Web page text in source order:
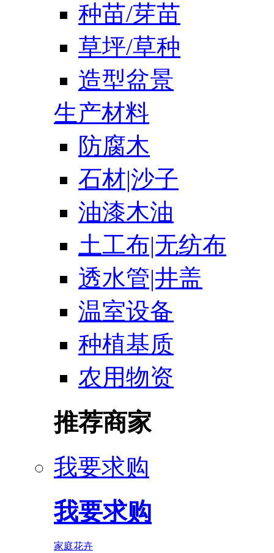
种苗/芽苗
草坪/草种
造型盆景
生产材料
防腐木
石材|沙子
油漆木油
土工布|无纺布
透水管|井盖
温室设备
种植基质
农用物资
推荐商家
我要求购
我要求购
家庭花卉